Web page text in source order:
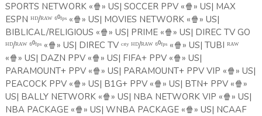
SPORTS NETWORK «🍿» US| SOCCER PPV «🍿» US| MAX
ESPN ᴴᴰ/ᴿᴬᵂ ⁶⁰ᶠᵖˢ «🍿» US| MOVIES NETWORK «🍿» US|
BIBLICAL/RELIGIOUS «🍿» US| PRIME «🍿» US| DIREC TV GO
ᴴᴰ/ᴿᴬᵂ ⁶⁰ᶠᵖˢ «🍿» US| DIREC TV ᶜᶦᵗʸ ᴴᴰ/ᴿᴬᵂ ⁶⁰ᶠᵖˢ «🍿» US| TUBI ᴿᴬᵂ
«🍿» US| DAZN PPV «🍿» US| FIFA+ PPV «🍿» US|
PARAMOUNT+ PPV «🍿» US| PARAMOUNT+ PPV VIP «🍿» US|
PEACOCK PPV «🍿» US| B1G+ PPV «🍿» US| BTN+ PPV «🍿»
US| BALLY NETWORK «🍿» US| NBA NETWORK VIP «🍿» US|
NBA PACKAGE «🍿» US| WNBA PACKAGE «🍿» US| NCAAF